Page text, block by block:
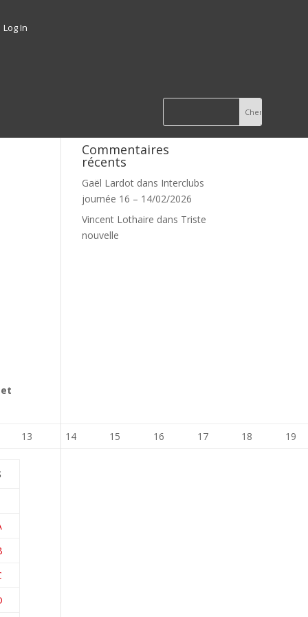
Log In
13 14 15 16 17 18 19
Commentaires
récents
Gaël Lardot dans Interclubs
journée 16 – 14/02/2026
Vincent Lothaire dans Triste
nouvelle